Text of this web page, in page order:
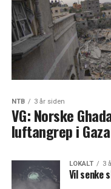
NTB 3 år siden
VG: Norske
luftangrep i Gaza
LOKALT 3
Vil senke